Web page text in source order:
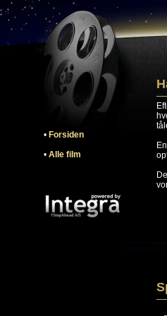
• Forsiden
• Alle film